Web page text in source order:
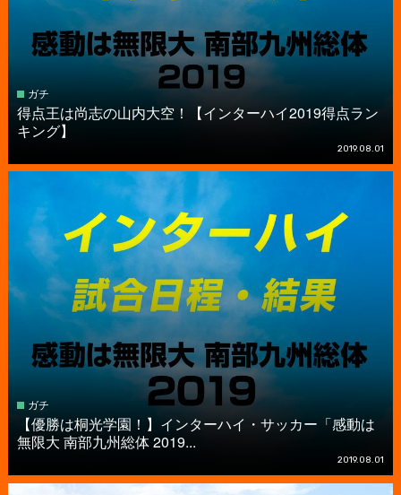
ガチ
得点王は尚志の山内大空！【インターハイ2019得点ラン
キング】
2019.08.01
ガチ
【優勝は桐光学園！】インターハイ・サッカー「感動は
無限大 南部九州総体 2019...
2019.08.01